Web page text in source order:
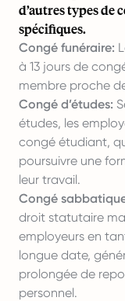
d’autres types de
spécifiques.
Congé funéraire:
à 13 jours de
membre proche
Congé d’études:
études, les
congé étudiant,
poursuivre une
leur travail.
Congé
droit statutaire
employeurs en
longue date,
prolongée de
personnel.